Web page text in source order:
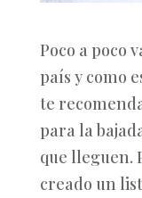
Poco a poco
país y como
te
para la
que lleguen.
creado un